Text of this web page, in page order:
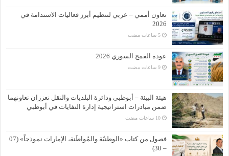
تعاون أممي – عربي لتنظيم أبرز فعاليات الاستدامة في
2026
‏5 ساعات مضت
عودة القمح السوري 2026
‏9 ساعات مضت
هيئة البيئة – أبوظبي ودائرة البلديات والنقل تعززان تعاونهما
ضمن مبادرات استراتيجية إدارة النفايات في أبوظبي
‏10 ساعات مضت
فصول من كتاب «الوطنيّة والمُواطَنة، الإمارات نموذجاً» (07
– 30)